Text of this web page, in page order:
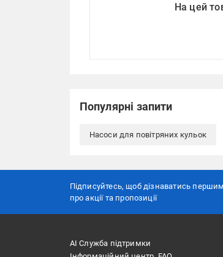
На цей
Популярні запити
Насоси для повітряних кульок
Підписуйтесь, щоб дізнаватись першим
про акції та пропозиції
АІ Служба підтримки